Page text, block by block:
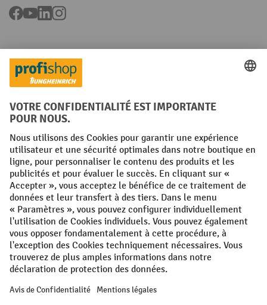
Facebook
YouTubeLinkedInInstagram
Langues
FR NL
Conditions générales Mentions légales
Protection des Données Politique de cookies
All prices excl. VAT plusshipping costsand possible delivery charges,
if not stated otherwise.
¹ La remise est valable jusqu'à épuisement des stocks. La remise ne
s'applique pas aux prix spéciaux. Il n'est pas possible de le combiner
avec d'autres réductions en pourcentage ou bons de réduction. | ² La
réduction sera accordée une seule fois lors de la première inscription
à la newsletter. Le code de réduction est valable pendant 10 jours et
nette minimale de 250,00 €. La réduction varie selon la catégorie de